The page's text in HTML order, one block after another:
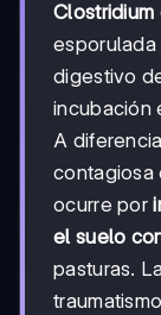
digestivo
incubación
A
contagiosa
ocurre por
el suelo
pasturas.